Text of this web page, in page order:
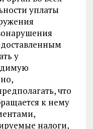
уплаты
у
что
к нему
налоги,